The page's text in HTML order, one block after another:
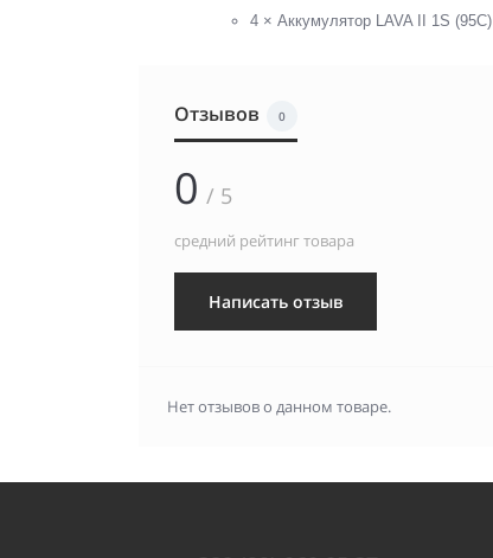
4 × Аккумулятор LAVA II 1S (95C)
Отзывов 0
0 / 5
средний рейтинг товара
Написать отзыв
Нет отзывов о данном товаре.